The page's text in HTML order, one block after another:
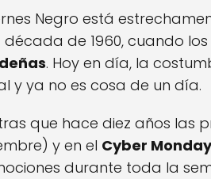
Negro está
década de 1960, cuando
. Hoy en día, la
y ya no es cosa de un día.
que hace diez años las
y en el Cyber Monday
durante toda la